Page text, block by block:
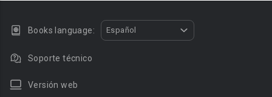
Books language: Español
Soporte técnico
Versión web